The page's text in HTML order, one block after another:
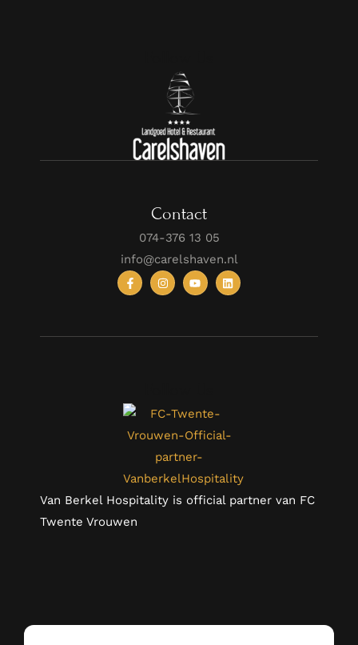
Contact
074-376 13 05
info@carelshaven.nl
Van Berkel Hospitality is official partner van FC
Twente Vrouwen